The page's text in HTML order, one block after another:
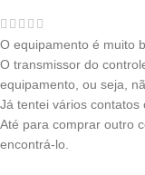
O equipamento é muito
O transmissor do
equipamento, ou seja,
Já tentei vários contatos
Até para comprar outro
encontrá-lo.